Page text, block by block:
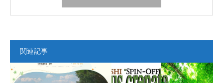
関連記事